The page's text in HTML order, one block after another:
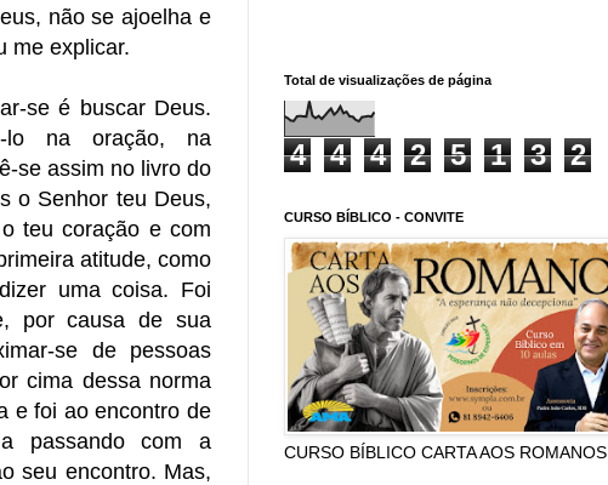
não se ajoelha e
me explicar.
se é buscar Deus.
lo na oração, na
se assim no livro do
o Senhor teu Deus,
teu coração e com
atitude, como
uma coisa. Foi
por causa de sua
se de pessoas
cima dessa norma
e foi ao encontro de
passando com a
seu encontro. Mas,
Total de visualizações de página
4 4 4 2 5 1 3 2
CURSO BÍBLICO - CONVITE
CURSO BÍBLICO CARTA AOS ROMANOS